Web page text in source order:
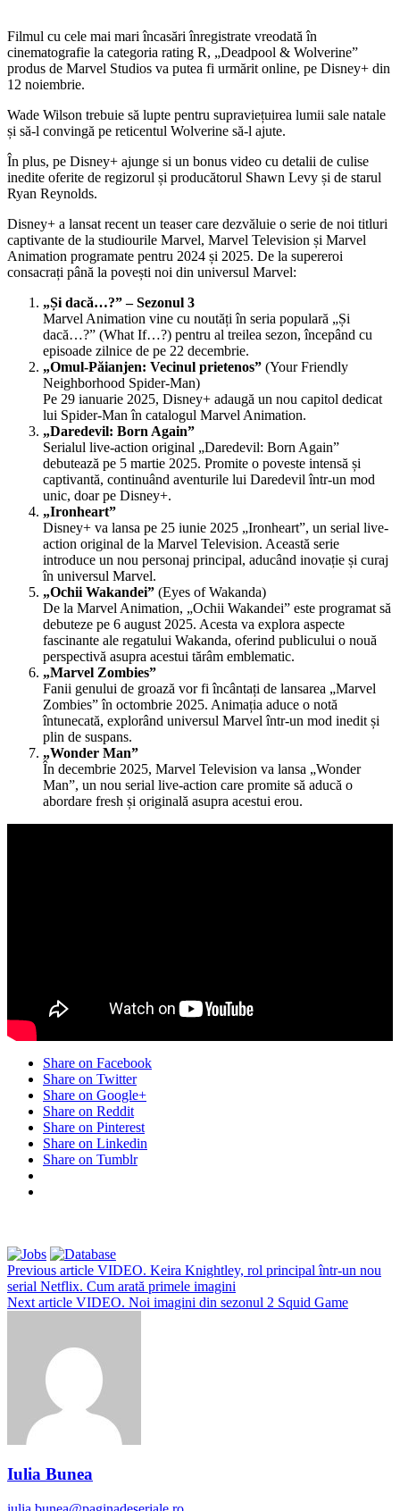
Filmul cu cele mai mari încasări înregistrate vreodată în
cinematografie la categoria rating R, „Deadpool & Wolverine”
produs de Marvel Studios va putea fi urmărit online, pe Disney+ din
12 noiembrie.
Wade Wilson trebuie să lupte pentru supraviețuirea lumii sale natale
și să-l convingă pe reticentul Wolverine să-l ajute.
În plus, pe Disney+ ajunge si un bonus video cu detalii de culise
inedite oferite de regizorul și producătorul Shawn Levy și de starul
Ryan Reynolds.
Disney+ a lansat recent un teaser care dezvăluie o serie de noi titluri
captivante de la studiourile Marvel, Marvel Television și Marvel
Animation programate pentru 2024 și 2025. De la supereroi
consacrați până la povești noi din universul Marvel:
„Și dacă…?” – Sezonul 3
Marvel Animation vine cu noutăți în seria populară „Și
dacă…?” (What If…?) pentru al treilea sezon, începând cu
episoade zilnice de pe 22 decembrie.
„Omul-Păianjen: Vecinul prietenos” (Your Friendly
Neighborhood Spider-Man)
Pe 29 ianuarie 2025, Disney+ adaugă un nou capitol dedicat
lui Spider-Man în catalogul Marvel Animation.
„Daredevil: Born Again”
Serialul live-action original „Daredevil: Born Again”
debutează pe 5 martie 2025. Promite o poveste intensă și
captivantă, continuând aventurile lui Daredevil într-un mod
unic, doar pe Disney+.
„Ironheart”
Disney+ va lansa pe 25 iunie 2025 „Ironheart”, un serial live-
action original de la Marvel Television. Această serie
introduce un nou personaj principal, aducând inovație și curaj
în universul Marvel.
„Ochii Wakandei” (Eyes of Wakanda)
De la Marvel Animation, „Ochii Wakandei” este programat să
debuteze pe 6 august 2025. Acesta va explora aspecte
fascinante ale regatului Wakanda, oferind publicului o nouă
perspectivă asupra acestui tărâm emblematic.
„Marvel Zombies”
Fanii genului de groază vor fi încântați de lansarea „Marvel
Zombies” în octombrie 2025. Animația aduce o notă
întunecată, explorând universul Marvel într-un mod inedit și
plin de suspans.
„Wonder Man”
În decembrie 2025, Marvel Television va lansa „Wonder
Man”, un nou serial live-action care promite să aducă o
abordare fresh și originală asupra acestui erou.
Share on Facebook
Share on Twitter
Share on Google+
Share on Reddit
Share on Pinterest
Share on Linkedin
Share on Tumblr
Previous article VIDEO. Keira Knightley, rol principal într-un nou
serial Netflix. Cum arată primele imagini
Next article VIDEO. Noi imagini din sezonul 2 Squid Game
Iulia Bunea